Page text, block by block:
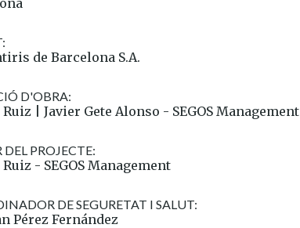
de Barcelona S.A.
D'OBRA:
| Javier Gete Alonso - SEGOS Management
PROJECTE:
- SEGOS Management
DE SEGURETAT I SALUT:
Pérez Fernández